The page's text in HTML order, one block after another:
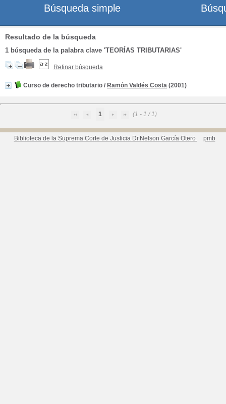
Resultado de la búsqueda
1 búsqueda de la palabra clave 'TEORÍAS TRIBUTARIAS'
Refinar búsqueda
Curso de derecho tributario / Ramón Valdés Costa (2001)
1 (1 - 1 / 1)
Biblioteca de la Suprema Corte de Justicia Dr.Nelson García Otero pmb
Búsqueda simple